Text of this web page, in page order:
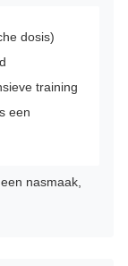
dosis)
training
een
nasmaak,